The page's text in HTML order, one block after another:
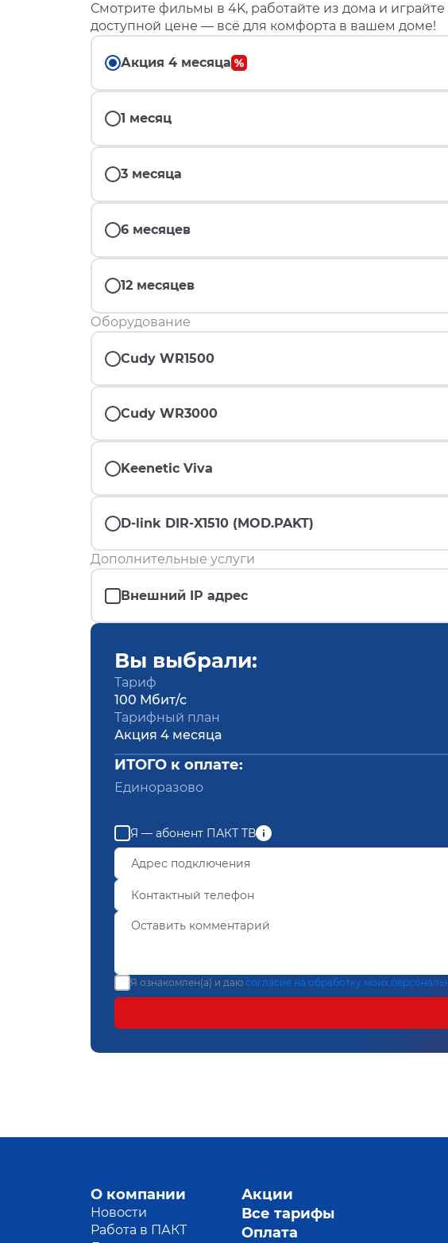
Смотрите фильмы в 4K, работайте из дома и
доступной цене — всё для комфорта в вашем доме!
Акция 4 месяца
1 месяц
3 месяца
6 месяцев
12 месяцев
Оборудование
Cudy WR1500
Cudy WR3000
Keenetic Viva
D-link DIR-X1510 (MOD.PAKT)
Дополнительные услуги
Внешний IP адрес
Вы выбрали:
Тариф
100 Мбит/с
Тарифный план
Акция 4 месяца
ИТОГО к оплате:
Единоразово
Я — абонент ПАКТ ТВ
Я ознакомлен(а) и даю согласие на обработку моих
О компании
Новости
Работа в ПАКТ
Акции
Все тарифы
Оплата